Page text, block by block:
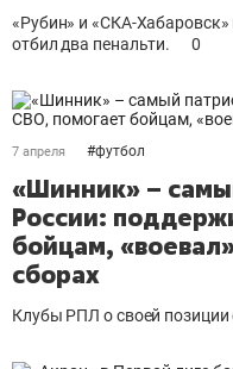
«Рубин» и «СКА-Хабаровск»
отбил два пенальти.
0
7 апреля #футбол
«Шинник» –
России:
бойцам,
сборах
Клубы РПЛ о своей